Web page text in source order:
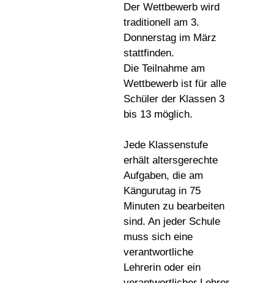
Der Wettbewerb wird
traditionell am 3.
Donnerstag im März
stattfinden.
Die Teilnahme am
Wettbewerb ist für alle
Schüler der Klassen 3
bis 13 möglich.
Jede Klassenstufe
erhält altersgerechte
Aufgaben, die am
Kängurutag in 75
Minuten zu bearbeiten
sind. An jeder Schule
muss sich eine
verantwortliche
Lehrerin oder ein